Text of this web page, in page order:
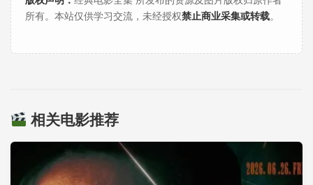
所有。本站仅供学习交流，未经授权禁止商业采集或转载。
相关电影推荐